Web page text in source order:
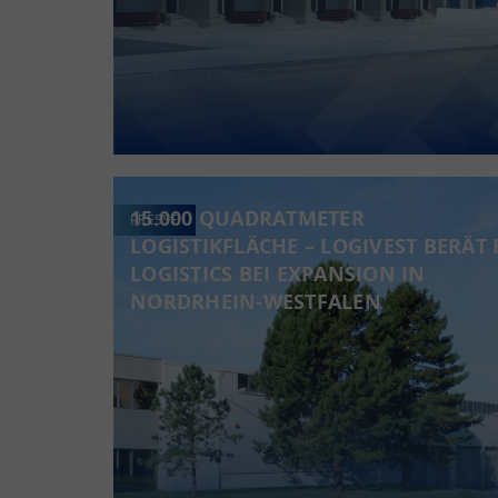
PRESSE
15.000 QUADRATMETER
LOGISTIKFLÄCHE – LOGIVEST BERÄT
LOGISTICS BEI EXPANSION IN
NORDRHEIN-WESTFALEN